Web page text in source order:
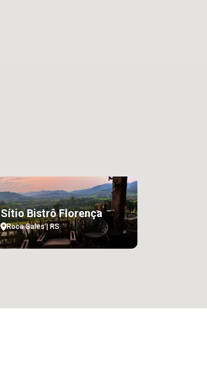
Sítio Bistrô Florença
Roca Sales | RS